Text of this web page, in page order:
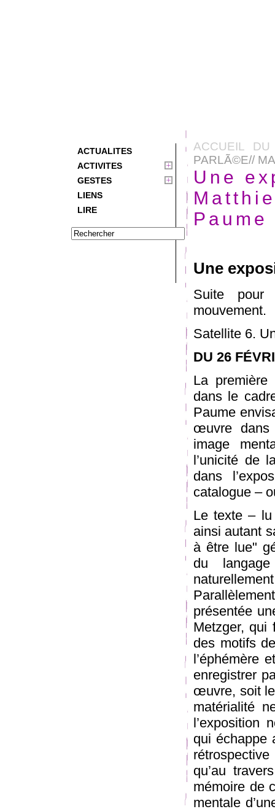
ACTUALITES
ACTIVITES
GESTES
LIENS
LIRE
ACCUEIL
PARLÃ©E//
Une
Paume
Une
Suite pour
mouvement.
Satellite 6.
DU 26
La première
dans le
Paume
œuvre dans
image
l’unicité de
dans
catalogue –
Le texte – lu
ainsi autant
à être lue"
du
présentée
Metzger, qui
des motifs
l’éphémère
enregistrer
œuvre, soit
matérialité
l’exposition
qui échappe
qu’au
mémoire de
mentale